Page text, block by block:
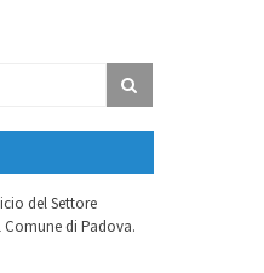
del Settore
di Padova.